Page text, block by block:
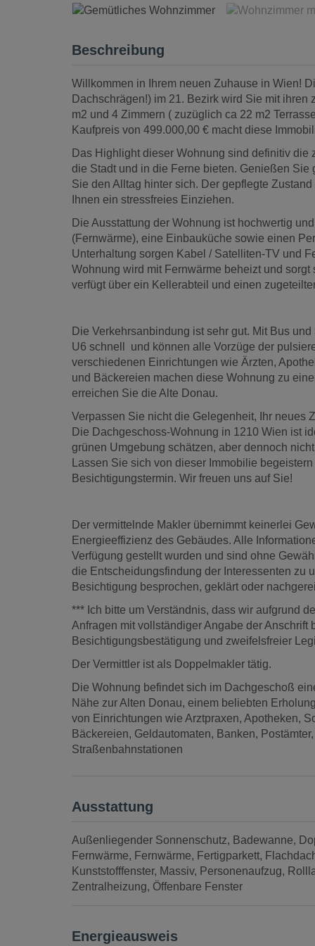
Beschreibung
Willkommen in Ihrem neuen Zuhause in Wien!
Dachschrägen!) im 21. Bezirk wird Sie mit
m2 und 4 Zimmern ( zuzüglich ca 22 m2
Kaufpreis von 499.000,00 € macht diese
Das Highlight dieser Wohnung sind definitiv
die Stadt und in die Ferne bieten. Genießen
Sie den Alltag hinter sich. Der gepflegte
Ihnen ein stressfreies Einziehen.
Die Ausstattung der Wohnung ist hochwertig
(Fernwärme), eine Einbauküche sowie einen
Unterhaltung sorgen Kabel / Satelliten-TV und
Wohnung wird mit Fernwärme beheizt und
verfügt über ein Kellerabteil und einen
Die Verkehrsanbindung ist sehr gut. Mit Bus
U6 schnell und können alle Vorzüge der
verschiedenen Einrichtungen wie Ärzten,
und Bäckereien machen diese Wohnung zu
erreichen Sie die Alte Donau.
Verpassen Sie nicht die Gelegenheit, Ihr neues
Die Dachgeschoss-Wohnung in 1210 Wien ist
grünen Umgebung schätzen, aber dennoch
Lassen Sie sich von dieser Immobilie
Besichtigungstermin. Wir freuen uns auf Sie!
Der vermittelnde Makler übernimmt keinerlei
Energieeffizienz des Gebäudes. Alle
Verfügung gestellt wurden und sind ohne
die Entscheidungsfindung der Interessenten zu
Besichtigung besprochen, geklärt oder
*** Ich bitte um Verständnis, dass wir aufgrund
Anfragen mit vollständiger Angabe der Anschrift
Besichtigungsbestätigung und zweifelsfreier
Der Vermittler ist als Doppelmakler tätig.
Die Wohnung befindet sich im Dachgeschoß
Nähe zur Alten Donau, einem beliebten
von Einrichtungen wie Arztpraxen, Apotheken,
Bäckereien, Geldautomaten, Banken,
Straßenbahnstationen
Ausstattung
Außenliegender Sonnenschutz Badewanne
Fernwärme
Fernwärme Fertigparkett
Kunststofffenster Massiv Personenaufzug
Zentralheizung Öffenbare Fenster
Energieausweis